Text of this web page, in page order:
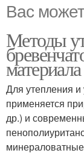
Вас
Методы
материала
Для утепления
применяется
др.) и